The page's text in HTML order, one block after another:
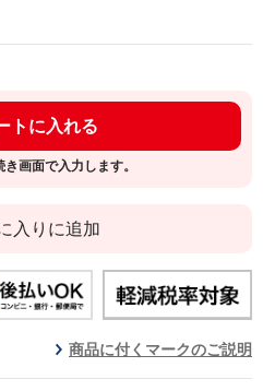
トに入れる
画面で入力します。
入りに追加
商品に付くマークのご説明